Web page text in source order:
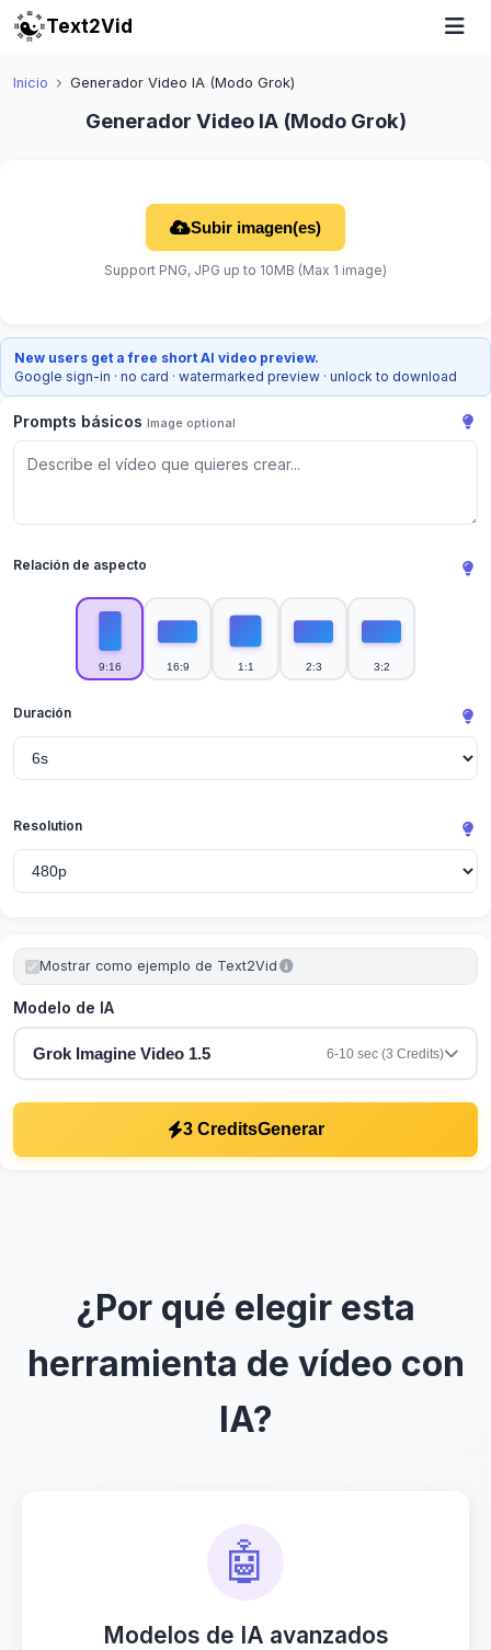
Text2Vid
Inicio Generador Video IA (Modo Grok)
Generador Video IA (Modo Grok)
Subir imagen(es)
Support PNG, JPG up to 10MB (Max 1 image)
New users get a free short AI video preview.
Google sign-in · no card · watermarked preview · unlock to download
Prompts básicos Image optional
Relación de aspecto
9:16 16:9 1:1 2:3 3:2
Duración
Resolution
Mostrar como ejemplo de Text2Vid
Modelo de IA
Grok Imagine Video 1.5 6-10 sec (3 Credits)
3 CreditsGenerar
¿Por qué elegir esta
herramienta de vídeo con
IA?
🤖
Modelos de IA avanzados